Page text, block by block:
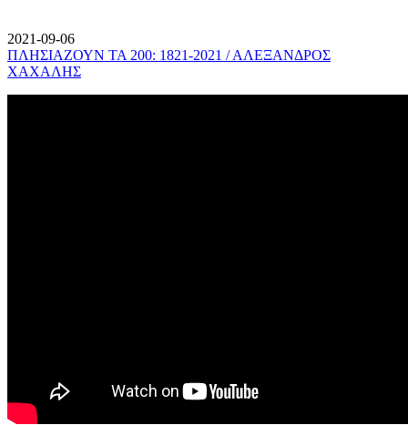
2021-09-06
ΠΛΗΣΙΑΖΟΥΝ ΤΑ 200: 1821-2021 / ΑΛΕΞΑΝΔΡΟΣ
ΧΑΧΑΛΗΣ